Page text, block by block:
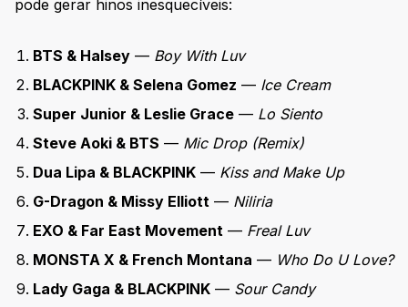
pode gerar hinos inesquecíveis:
BTS & Halsey — Boy With Luv
BLACKPINK & Selena Gomez — Ice Cream
Super Junior & Leslie Grace — Lo Siento
Steve Aoki & BTS — Mic Drop (Remix)
Dua Lipa & BLACKPINK — Kiss and Make Up
G-Dragon & Missy Elliott — Niliria
EXO & Far East Movement — Freal Luv
MONSTA X & French Montana — Who Do U Love?
Lady Gaga & BLACKPINK — Sour Candy